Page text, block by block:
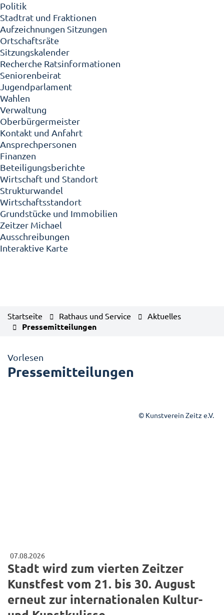
Politik
Stadtrat und Fraktionen
Aufzeichnungen Sitzungen
Ortschaftsräte
Sitzungskalender
Recherche Ratsinformationen
Seniorenbeirat
Jugendparlament
Wahlen
Verwaltung
Oberbürgermeister
Kontakt und Anfahrt
Ansprechpersonen
Finanzen
Beteiligungsberichte
Wirtschaft und Standort
Strukturwandel
Wirtschaftsstandort
Grundstücke und Immobilien
Zeitzer Michael
Ausschreibungen
Interaktive Karte
Startseite Rathaus und Service Aktuelles
Pressemitteilungen
Vorlesen
Pressemitteilungen
© Kunstverein Zeitz e.V.
07.08.2026
Stadt wird zum vierten Zeitzer
Kunstfest vom 21. bis 30. August
erneut zur internationalen Kultur-